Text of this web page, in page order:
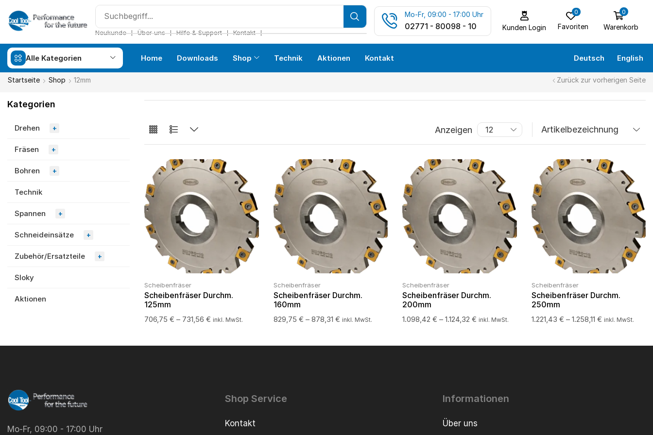
Neukunde ❘ Über uns ❘ Hilfe & Support ❘ Kontakt ❘
Mo-Fr, 09:00 - 17:00 Uhr
02771 - 80098 - 10 Kunden Login
0
Favoriten
0
Warenkorb
Alle Kategorien Home Downloads Shop Technik Aktionen Kontakt Deutsch English
Startseite Shop 12mm Zurück zur vorherigen Seite
Kategorien
Drehen +
Fräsen +
Bohren +
Technik
Spannen +
Schneideinsätze +
Zubehör/Ersatzteile +
Sloky
Aktionen
Anzeigen
Scheibenfräser
Scheibenfräser Durchm.
125mm
706,75€ – 731,56€ inkl. MwSt.
Scheibenfräser
Scheibenfräser Durchm.
160mm
829,75 € – 878,31 € inkl. MwSt.
Scheibenfräser
Scheibenfräser Durchm.
200mm
1.098,42€ –1.124,32€ inkl. MwSt.
Scheibenfräser
Scheibenfräser Durchm.
250mm
1.221,43 € – 1.258,11 € inkl. MwSt.
Mo-Fr, 09:00 - 17:00 Uhr
Shop Service
Kontakt
Informationen
Über uns